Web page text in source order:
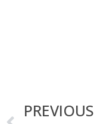
PREVIOUS